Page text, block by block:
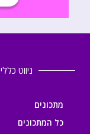
ניווט כללי
מתכונים
כל המתכונים